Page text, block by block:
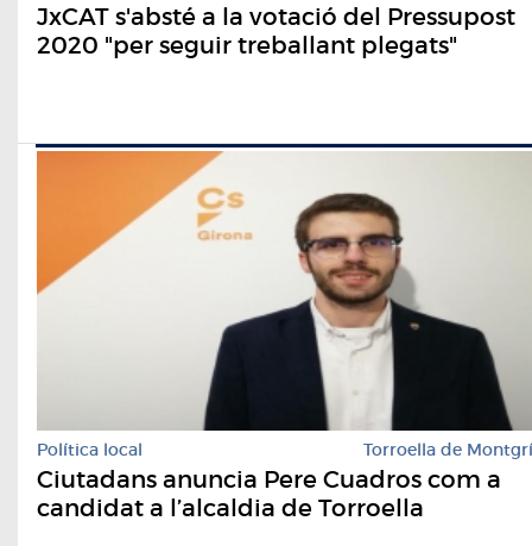
JxCAT s'absté a la votació del Pressupost
2020 "per seguir treballant plegats"
Política local Torroella de Montgrí
Ciutadans anuncia Pere Cuadros com a
candidat a l’alcaldia de Torroella